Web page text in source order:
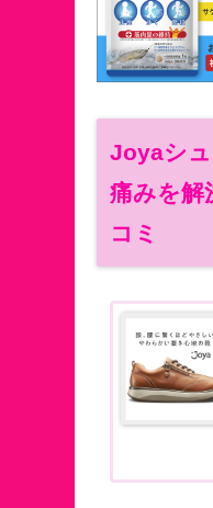
Joyaシ
痛みを解
コミ